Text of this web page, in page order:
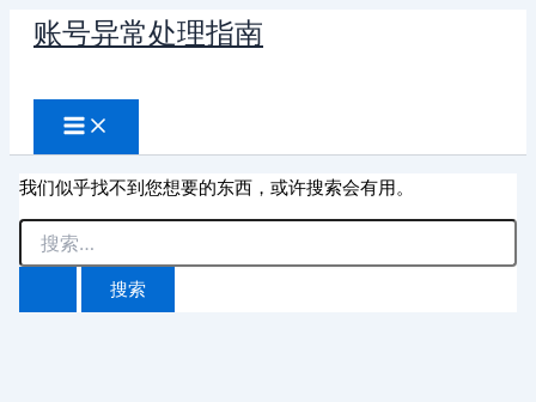
账号异常处理指南
索
我们似乎找不到您想要的东西，或许搜索会有用。
搜
索：